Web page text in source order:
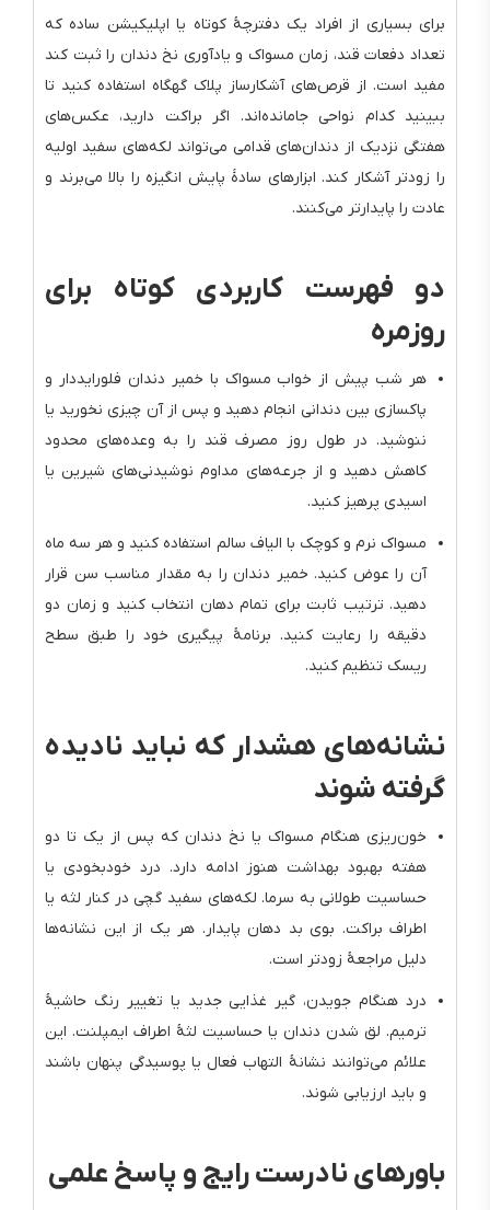
برای بسیاری از افراد یک دفترچهٔ کوتاه یا اپلیکیشن ساده که
تعداد دفعات قند، زمان مسواک و یادآوری نخ دندان را ثبت کند
مفید است. از قرص‌های آشکارساز پلاک گهگاه استفاده کنید تا
ببینید کدام نواحی جامانده‌اند. اگر براکت دارید، عکس‌های
هفتگی نزدیک از دندان‌های قدامی می‌تواند لکه‌های سفید اولیه
را زودتر آشکار کند. ابزارهای سادهٔ پایش انگیزه را بالا می‌برند و
عادت را پایدارتر می‌کنند.
دو فهرست کاربردی کوتاه برای
روزمره
هر شب پیش از خواب مسواک با خمیر دندان فلورایددار و
پاکسازی بین دندانی انجام دهید و پس از آن چیزی نخورید یا
ننوشید. در طول روز مصرف قند را به وعده‌های محدود
کاهش دهید و از جرعه‌های مداوم نوشیدنی‌های شیرین یا
اسیدی پرهیز کنید.
مسواک نرم و کوچک با الیاف سالم استفاده کنید و هر سه ماه
آن را عوض کنید. خمیر دندان را به مقدار مناسب سن قرار
دهید. ترتیب ثابت برای تمام دهان انتخاب کنید و زمان دو
دقیقه را رعایت کنید. برنامهٔ پیگیری خود را طبق سطح
ریسک تنظیم کنید.
نشانه‌های هشدار که نباید نادیده
گرفته شوند
خون‌ریزی هنگام مسواک یا نخ دندان که پس از یک تا دو
هفته بهبود بهداشت هنوز ادامه دارد. درد خودبخودی یا
حساسیت طولانی به سرما. لکه‌های سفید گچی در کنار لثه یا
اطراف براکت. بوی بد دهان پایدار. هر یک از این نشانه‌ها
دلیل مراجعهٔ زودتر است.
درد هنگام جویدن، گیر غذایی جدید یا تغییر رنگ حاشیهٔ
ترمیم. لق شدن دندان یا حساسیت لثهٔ اطراف ایمپلنت. این
علائم می‌توانند نشانهٔ التهاب فعال یا پوسیدگی پنهان باشند
و باید ارزیابی شوند.
باورهای نادرست رایج و پاسخ علمی